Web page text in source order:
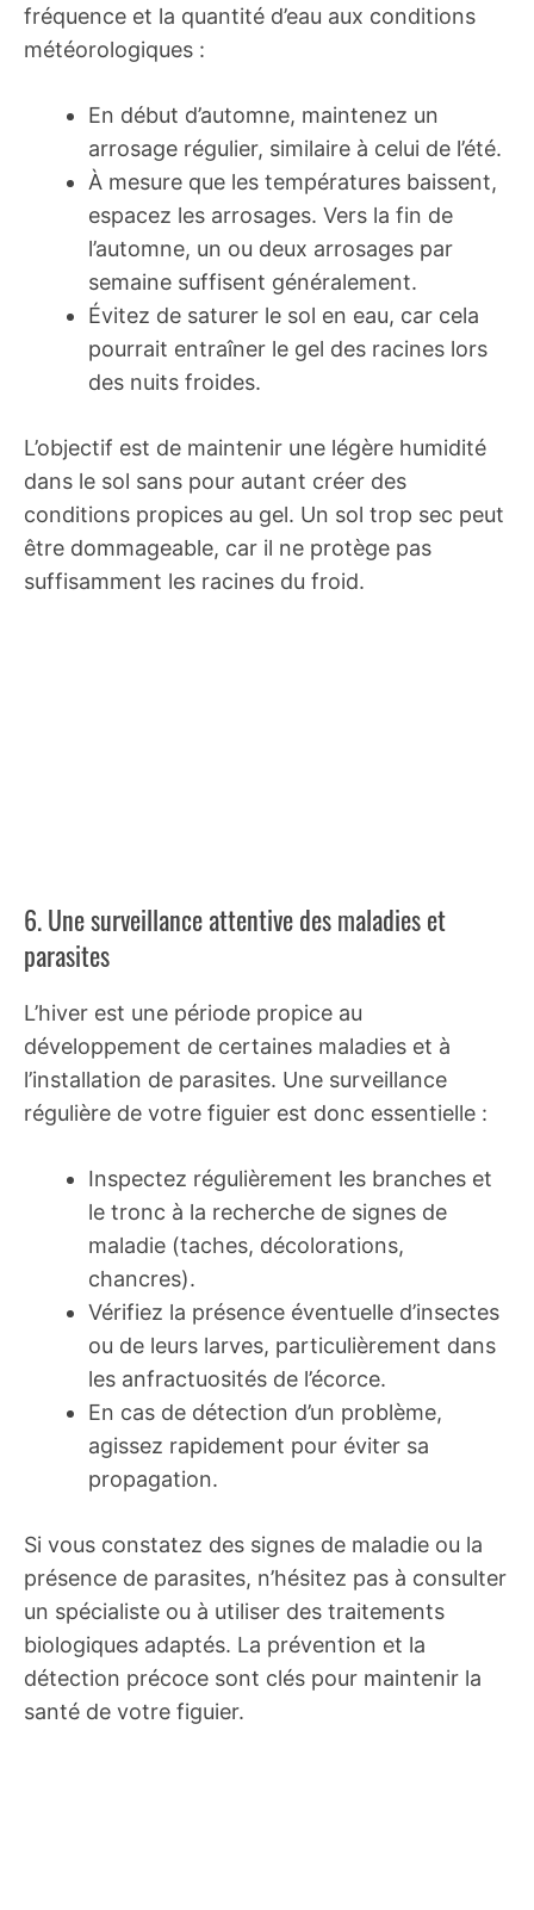
fréquence et la quantité d’eau aux conditions
météorologiques :
En début d’automne, maintenez un
arrosage régulier, similaire à celui de l’été.
À mesure que les températures baissent,
espacez les arrosages. Vers la fin de
l’automne, un ou deux arrosages par
semaine suffisent généralement.
Évitez de saturer le sol en eau, car cela
pourrait entraîner le gel des racines lors
des nuits froides.
L’objectif est de maintenir une légère humidité
dans le sol sans pour autant créer des
conditions propices au gel. Un sol trop sec peut
être dommageable, car il ne protège pas
suffisamment les racines du froid.
6. Une surveillance attentive des maladies et
parasites
L’hiver est une période propice au
développement de certaines maladies et à
l’installation de parasites. Une surveillance
régulière de votre figuier est donc essentielle :
Inspectez régulièrement les branches et
le tronc à la recherche de signes de
maladie (taches, décolorations,
chancres).
Vérifiez la présence éventuelle d’insectes
ou de leurs larves, particulièrement dans
les anfractuosités de l’écorce.
En cas de détection d’un problème,
agissez rapidement pour éviter sa
propagation.
Si vous constatez des signes de maladie ou la
présence de parasites, n’hésitez pas à consulter
un spécialiste ou à utiliser des traitements
biologiques adaptés. La prévention et la
détection précoce sont clés pour maintenir la
santé de votre figuier.